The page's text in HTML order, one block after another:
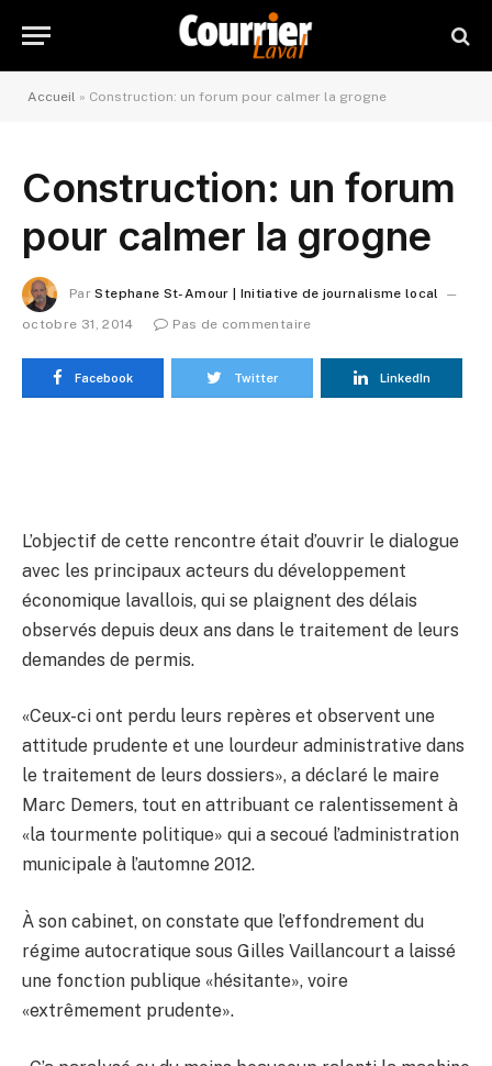
Accueil » Construction: un forum pour calmer la grogne
Construction: un forum
pour calmer la grogne
Par Stephane St-Amour | Initiative de journalisme local
octobre 31, 2014
Pas de commentaire
Facebook Twitter LinkedIn
L’objectif de cette rencontre était d’ouvrir le dialogue
avec les principaux acteurs du développement
économique lavallois, qui se plaignent des délais
observés depuis deux ans dans le traitement de leurs
demandes de permis.
«Ceux-ci ont perdu leurs repères et observent une
attitude prudente et une lourdeur administrative dans
le traitement de leurs dossiers», a déclaré le maire
Marc Demers, tout en attribuant ce ralentissement à
«la tourmente politique» qui a secoué l’administration
municipale à l’automne 2012.
À son cabinet, on constate que l’effondrement du
régime autocratique sous Gilles Vaillancourt a laissé
une fonction publique «hésitante», voire
«extrêmement prudente».